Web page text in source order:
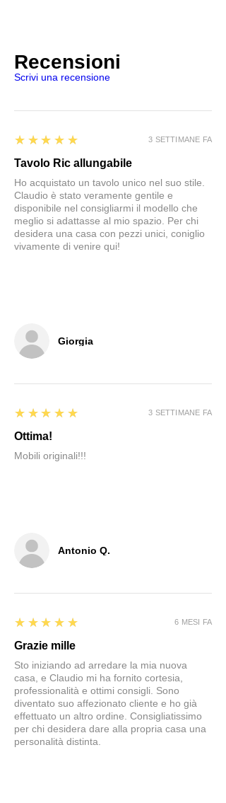
Recensioni
Scrivi una recensione
Giorgia
5
★★★★★
Tavolo Ric allungabile
Ho acquistato un tavolo unico nel suo stile.
Claudio è stato veramente gentile e
disponibile nel consigliarmi il modello che
meglio si adattasse al mio spazio. Per chi
desidera una casa con pezzi unici, coniglio
vivamente di venire qui!
3 SETTIMANE FA
Antonio Q.
5
★★★★★
Ottima!
Mobili originali!!!
3 SETTIMANE FA
5
★★★★★
Grazie mille
Sto iniziando ad arredare la mia nuova
casa, e Claudio mi ha fornito cortesia,
professionalità e ottimi consigli. Sono
diventato suo affezionato cliente e ho già
effettuato un altro ordine. Consigliatissimo
per chi desidera dare alla propria casa una
personalità distinta.
6 MESI FA